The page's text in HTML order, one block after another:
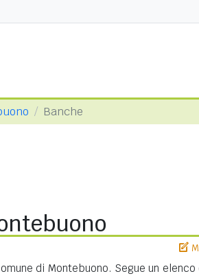
Banche
di Montebuono. Segue un